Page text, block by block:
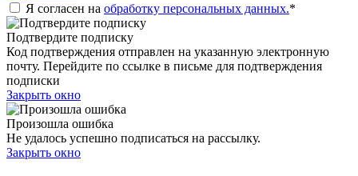
Я согласен на обработку персональных данных.*
Подтвердите подписку
Код подтверждения отправлен на указанную электронную
почту. Перейдите по ссылке в письме для подтверждения
подписки
Закрыть окно
Произошла ошибка
Не удалось успешно подписаться на рассылку.
Закрыть окно